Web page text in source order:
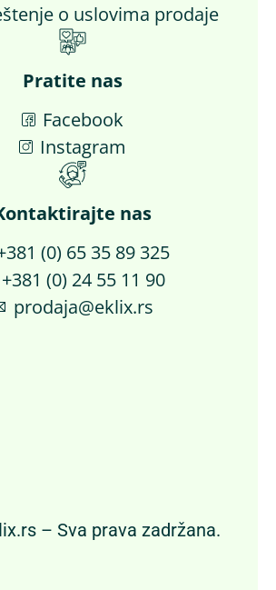
o uslovima prodaje
Pratite nas
Facebook
Instagram
nas​
(0) 65 35 89 325
+381 (0) 24 55 11 90
prodaja@eklix.rs
– Sva prava zadržana.